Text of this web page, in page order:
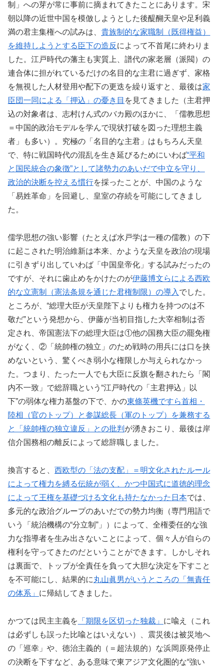
制」への芽が常に事前に摘まれてきたことにあります。宋
朝以降の近世中国を模倣しようとした後醍醐天皇や足利義
満の君主集権への試みは、 貴族制的な家職制（既得権益）
を維持しようとする臣下の造反 によって不首尾に終わりま
した。江戸時代の藩主も実質上、譜代の家老層（派閥）の
連合体に担がれているだけの名目的な主君に過ぎず、家格
を無視した人材登用や配下の更迭を繰り返すと、最後は家
臣団一同による「押込」の憂き目 を見てきました（主君押
込の対象者は、志村けん式のバカ殿のほかに、「儒教思想
＝中国的政治モデルを学んで現状打破を図った理想主義
者」も多い）。究極の「名目的な主君」はもちろん天皇
で、特に戦国時代の混乱を生き延びるためにいわば“平和
と国民統合の象徴”として諸勢力のあいだで中立を守り、
政治的決断を控える慣行を採ったことが、中国のような
「易姓革命」を回避し、皇室の存続を可能にしてきまし
た。
儒学思想の強い影響（たとえば水戸学は一種の儒教）の下
に起こされた明治維新は本来、かような天皇を政治の現場
に引きずり出していわば「中国皇帝化」する試みだったの
ですが、それに歯止めをかけたのが伊藤博文らによる西欧
的な立憲制（憲法条規を通じた君権制限）の導入 でした。
ところが、“総理大臣が天皇陛下よりも権力を持つのは不
敬だ”という発想から、伊藤が当初目指した大宰相制は否
定され、帝国憲法下の総理大臣は①他の国務大臣の罷免権
がなく、②「統帥権の独立」のため戦時の用兵には口を挟
めないという、驚くべき弱小な権限しか与えられなかっ
た。つまり、たった一人でも大臣に反旗を翻されたら「閣
内不一致」で総辞職という“江戸時代の「主君押込」以
下”の弱体な権力基盤の下で、かの東條英機ですら首相・
陸相（官のトップ）と参謀総長（軍のトップ）を兼務する
と「統帥権の独立違反」との批判 が湧きおこり、最後は岸
信介国務相の離反によって総辞職しました。
換言すると、 西欧型の「法の支配」＝明文化されたルール
によって権力を縛る伝統が弱く、かつ中国式に道徳的理念
によって王権を基礎づける文化も持たなかった日本では、
多元的な政治グループのあいだでの勢力均衡（専門用語で
いう「統治機構の“分立制”」）によって、全権委任的な強
力な指導者を生み出さないことによって、個々人が自らの
権利を守ってきたのだということができます。しかしそれ
は裏面で、トップが全責任を負って大胆な決定を下すこと
を不可能にし、結果的に丸山眞男がいうところの「無責任
の体系」 に帰結してきました。
かつては民主主義を 「期限を区切った独裁」 に喩え（これ
は必ずしも誤った比喩とはいえない）、震災後は被災地へ
の「巡幸」や、徳治主義的（＝超法規的）な浜岡原発停止
の決断を下すなど、ある意味で東アジア文化圏的な“強い